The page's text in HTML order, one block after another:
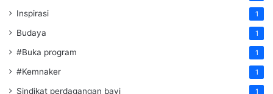
Inspirasi 1
Budaya 1
#Buka program 1
#Kemnaker 1
Sindikat perdagangan bayi 1